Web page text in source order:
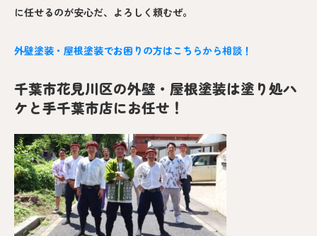
に任せるのが安心だ、よろしく頼むぜ。
外壁塗装・屋根塗装でお困りの方はこちらから相談！
千葉市花見川区の外壁・屋根塗装は塗り処ハ
ケと手千葉市店にお任せ！